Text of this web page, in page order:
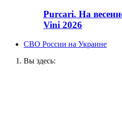
Purcari. На
Vini 2026
СВО России на Украине
Вы здесь: